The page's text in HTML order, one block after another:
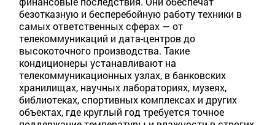
безотказную и бесперебойную работу техники в
самых ответственных сферах — от
телекоммуникаций и дата-центров до
высокоточного производства. Такие
кондиционеры устанавливают на
телекоммуникационных узлах, в банковских
хранилищах, научных лабораториях, музеях,
библиотеках, спортивных комплексах и других
объектах, где круглый год требуется точное